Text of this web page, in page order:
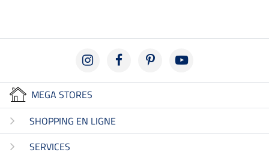
MEGA STORES
SHOPPING EN LIGNE
SERVICES